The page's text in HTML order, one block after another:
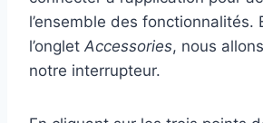
l’ensemble des fonctionnalités.
l’onglet Accessories, nous
notre interrupteur.